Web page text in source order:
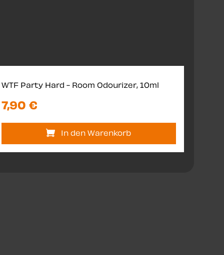
WTF Party Hard - Room Odourizer, 10ml
7,90 €
In den Warenkorb